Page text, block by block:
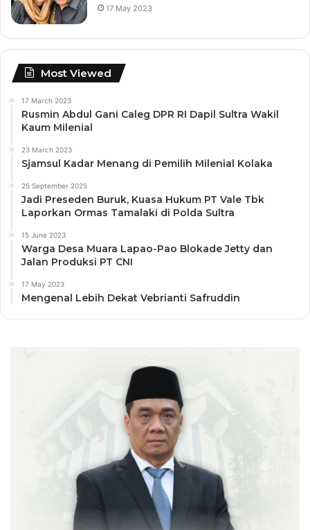
17 May 2023
Most Viewed
17 March 2023
Rusmin Abdul Gani Caleg DPR RI Dapil Sultra Wakil
Kaum Milenial
23 March 2023
Sjamsul Kadar Menang di Pemilih Milenial Kolaka
25 September 2025
Jadi Preseden Buruk, Kuasa Hukum PT Vale Tbk
Laporkan Ormas Tamalaki di Polda Sultra
15 June 2023
Warga Desa Muara Lapao-Pao Blokade Jetty dan
Jalan Produksi PT CNI
17 May 2023
Mengenal Lebih Dekat Vebrianti Safruddin